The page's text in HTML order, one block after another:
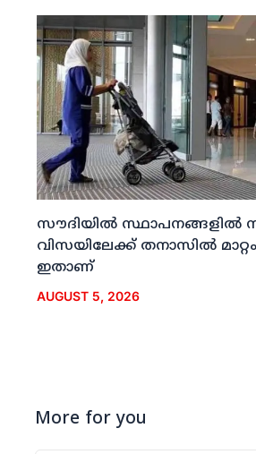
സൗദിയില്‍ സ്ഥാപനങ്ങളില്‍
വിസയിലേക്ക് തനാസില്‍
ഇതാണ്
AUGUST 5, 2026
More for you